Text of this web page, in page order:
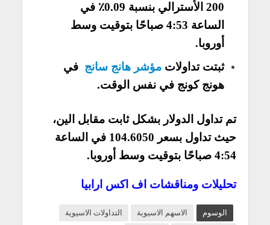
200 الأسترالي بنسبة 0.09٪ في
الساعة 4:53 صباحًا بتوقيت وسط
أوروبا.
ثبتت تداولات مؤشر هانج سانج في
هونج كونج في نفس الوقت.
تم تداول الدولار بشكل ثابت مقابل الين،
حيث تداول بسعر 104.6050 في الساعة
4:54 صباحًا بتوقيت وسط أوروبا.
تحليلات ومناقشات اف اكس ارابيا
الوسوم الاسهم الاسيوية
التداولات الاسيوية